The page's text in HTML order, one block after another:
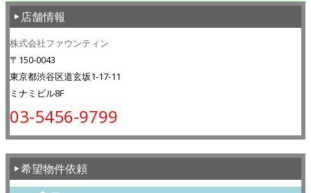
店舗情報
株式会社ファウンティン
〒150-0043
東京都渋谷区道玄坂1-17-11
ミナミビル8F
03-5456-9799
希望物件依頼